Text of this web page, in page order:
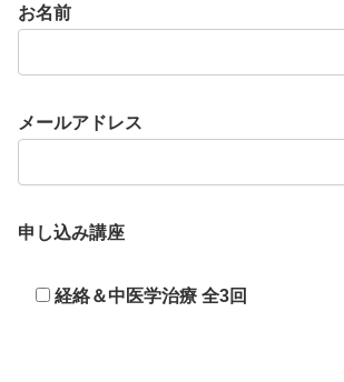
お名前
メールアドレス
申し込み講座
経絡＆中医学治療 全3回